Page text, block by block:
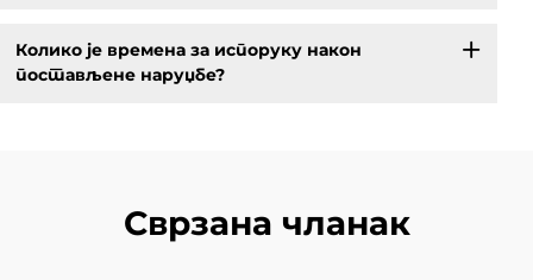
Колико је времена за испоруку након
постављене наруџбе?
Сврзана чланак